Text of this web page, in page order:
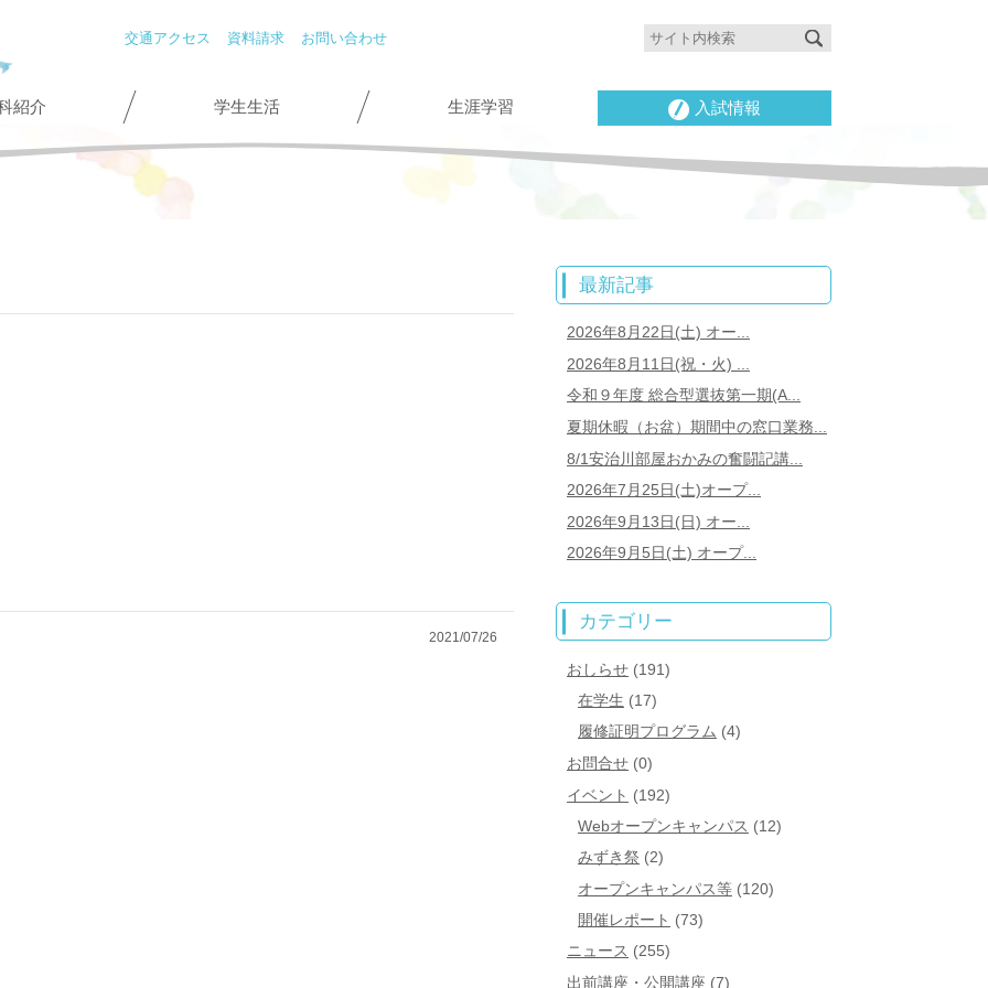
交通アクセス 資料請求 お問い合わせ
紹介 学生生活 生涯学習 入試情報
2021/07/26
最新記事
2026年8月22日(土) オー...
2026年8月11日(祝・火) ...
令和９年度 総合型選抜第一期(A...
夏期休暇（お盆）期間中の窓口業務...
8/1安治川部屋おかみの奮闘記講...
2026年7月25日(土)オープ...
2026年9月13日(日) オー...
2026年9月5日(土) オープ...
カテゴリー
おしらせ (191)
在学生 (17)
履修証明プログラム (4)
お問合せ (0)
イベント (192)
Webオープンキャンパス (12)
みずき祭 (2)
オープンキャンパス等 (120)
開催レポート (73)
ニュース (255)
出前講座・公開講座 (7)